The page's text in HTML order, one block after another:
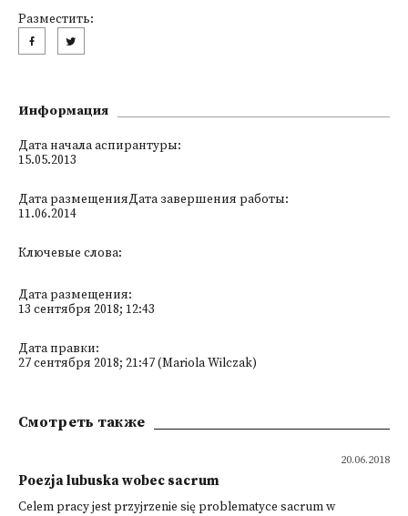
Разместить:
Информация
Дата начала аспирантуры:
15.05.2013
Дата размещенияДата завершения работы:
11.06.2014
Ключевые слова:
Дата размещения:
13 сентября 2018; 12:43
Дата правки:
27 сентября 2018; 21:47 (Mariola Wilczak)
Смотреть также
20.06.2018
Poezja lubuska wobec sacrum
Celem pracy jest przyjrzenie się problematyce sacrum w